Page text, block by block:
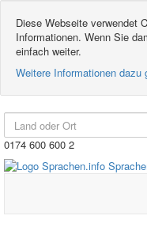
Diese Webseite verwendet
Informationen. Wenn Sie
einfach weiter.
Weitere Informationen dazu
0174 600 600 2